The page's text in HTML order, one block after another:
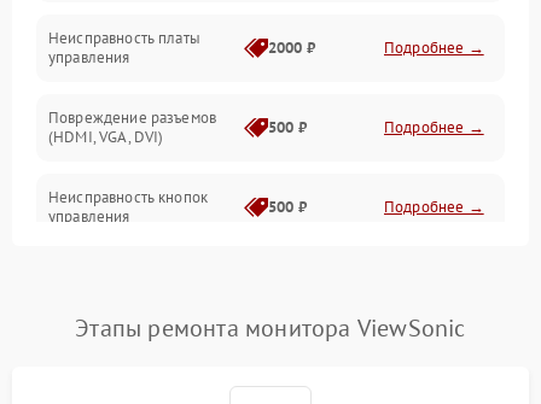
Неисправность платы
управления
2000 ₽ Подробнее →
Повреждение разъемов
(HDMI, VGA, DVI)
500 ₽ Подробнее →
Неисправность кнопок
управления
500 ₽ Подробнее →
Повреждение кабеля
Этапы ремонта монитора ViewSonic